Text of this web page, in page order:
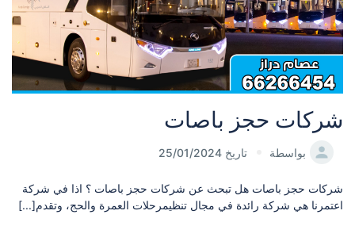
شركات حجز باصات
بواسطة تاريخ 25/01/2024
شركات حجز باصات هل تبحث عن شركات حجز باصات ؟ اذا في شركة
اعتمرنا هي شركة رائدة في مجال تنظيمرحلات العمرة والحج، وتقدم[...]